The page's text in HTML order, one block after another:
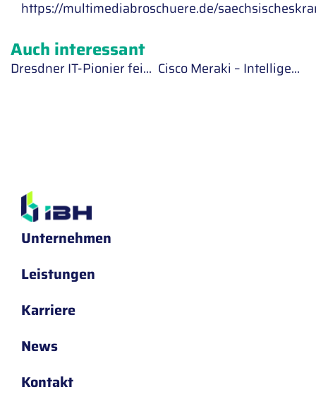
Auch interessant
Dresdner IT-Pionier feiert 30-jähriges Firmenjubiläum Cisco Meraki – Intelligente cloud-basierte IT-Lösung
https://multimediabroschuere.de/
Unternehmen
Leistungen
Karriere
News
Kontakt